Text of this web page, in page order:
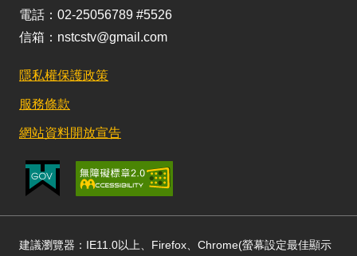
電話：02-25056789 #5526
信箱：nstcstv@gmail.com
隱私權保護政策
服務條款
網站資料開放宣告
建議瀏覽器：IE11.0以上、Firefox、Chrome(螢幕設定最佳顯示